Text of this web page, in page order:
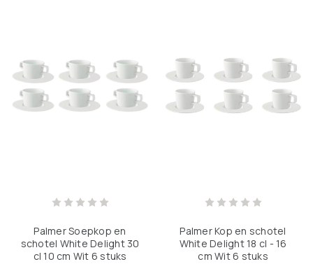
Palmer Soepkop en
schotel White Delight 30
cl 10 cm Wit 6 stuks
Palmer Kop en schotel
White Delight 18 cl - 16
cm Wit 6 stuks